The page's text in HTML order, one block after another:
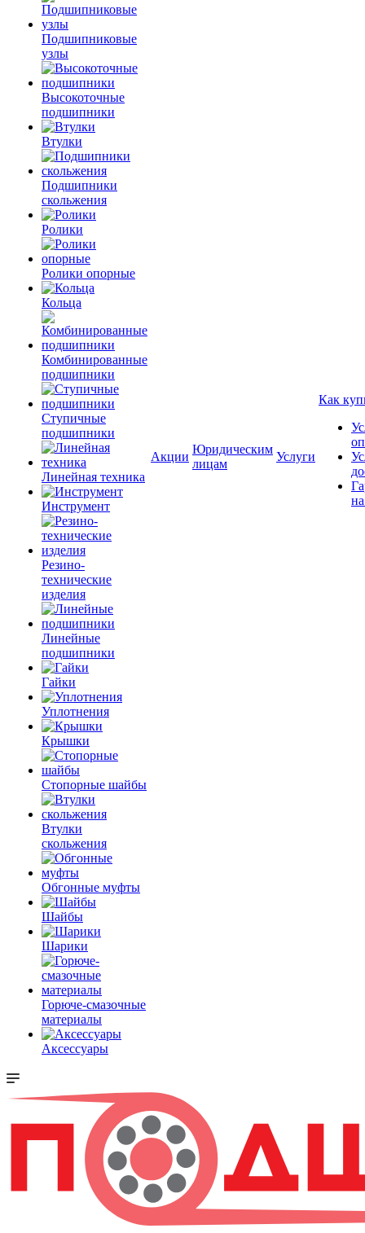
Подшипниковые
узлы
Высокоточные
подшипники
Втулки
Подшипники
скольжения
Ролики
Ролики опорные
Кольца
Комбинированные
подшипники
Ступичные
подшипники
Линейная техника
Инструмент
Резино-
технические
изделия
Линейные
подшипники
Гайки
Уплотнения
Крышки
Стопорные шайбы
Втулки
скольжения
Обгонные муфты
Шайбы
Шарики
Горюче-смазочные
материалы
Аксессуары
Акции
Юридическим
лицам
Услуги
Как